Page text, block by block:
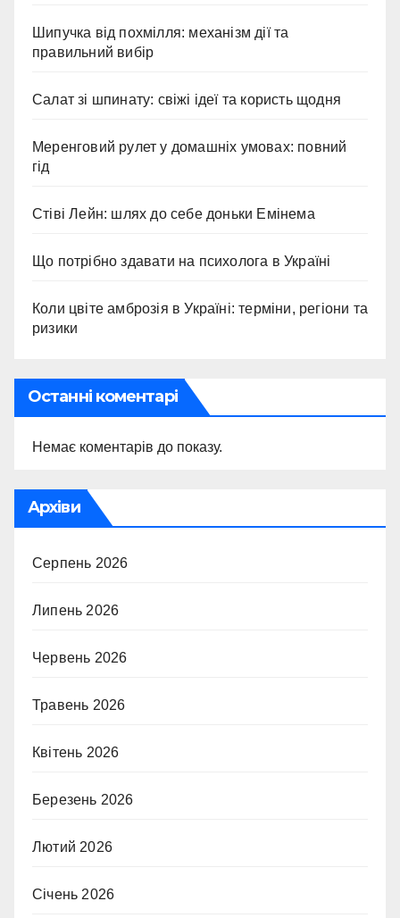
Шипучка від похмілля: механізм дії та
правильний вибір
Салат зі шпинату: свіжі ідеї та користь щодня
Меренговий рулет у домашніх умовах: повний
гід
Стіві Лейн: шлях до себе доньки Емінема
Що потрібно здавати на психолога в Україні
Коли цвіте амброзія в Україні: терміни, регіони та
ризики
Останні коментарі
Немає коментарів до показу.
Архіви
Серпень 2026
Липень 2026
Червень 2026
Травень 2026
Квітень 2026
Березень 2026
Лютий 2026
Січень 2026